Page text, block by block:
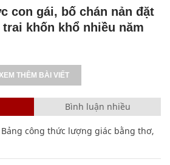
con gái, bố chán nản đặt
khốn khổ nhiều năm
XEM THÊM BÀI VIẾT
Bình luận nhiều
công thức lượng giác bằng thơ,